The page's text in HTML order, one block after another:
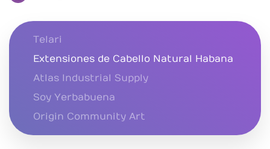
Telari
Extensiones de Cabello Natural Habana
Atlas Industrial Supply
Soy Yerbabuena
Origin Community Art